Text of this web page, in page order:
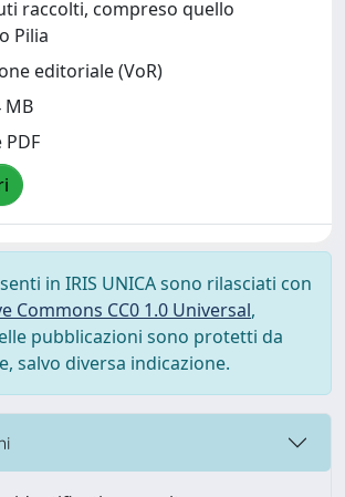
raccolti, compreso quello
Pilia
editoriale (VoR)
MB
in IRIS UNICA sono rilasciati con
Commons CC0 1.0 Universal,
pubblicazioni sono protetti da
salvo diversa indicazione.